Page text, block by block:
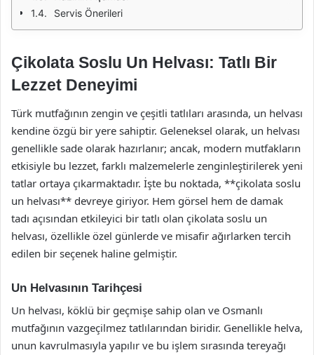
Servis Önerileri
Çikolata Soslu Un Helvası: Tatlı Bir
Lezzet Deneyimi
Türk mutfağının zengin ve çeşitli tatlıları arasında, un helvası
kendine özgü bir yere sahiptir. Geleneksel olarak, un helvası
genellikle sade olarak hazırlanır; ancak, modern mutfakların
etkisiyle bu lezzet, farklı malzemelerle zenginleştirilerek yeni
tatlar ortaya çıkarmaktadır. İşte bu noktada, **çikolata soslu
un helvası** devreye giriyor. Hem görsel hem de damak
tadı açısından etkileyici bir tatlı olan çikolata soslu un
helvası, özellikle özel günlerde ve misafir ağırlarken tercih
edilen bir seçenek haline gelmiştir.
Un Helvasının Tarihçesi
Un helvası, köklü bir geçmişe sahip olan ve Osmanlı
mutfağının vazgeçilmez tatlılarından biridir. Genellikle helva,
unun kavrulmasıyla yapılır ve bu işlem sırasında tereyağı